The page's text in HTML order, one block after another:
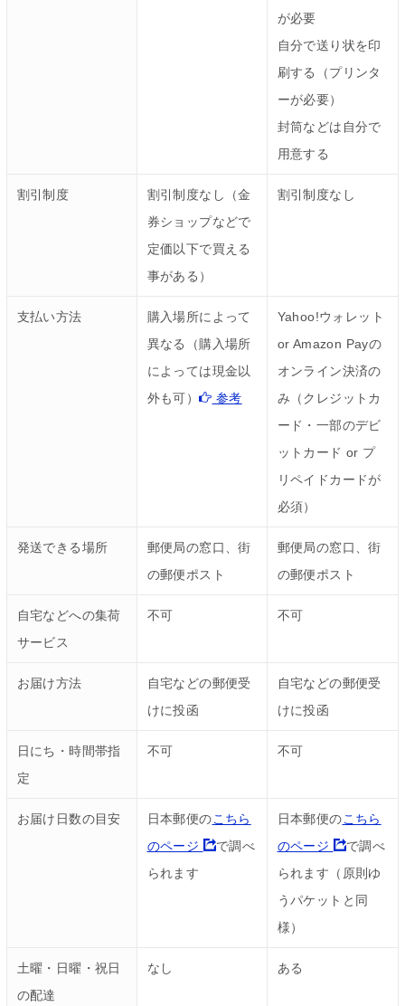
が必要
自分で送り状を印
刷する（プリンタ
ーが必要）
封筒などは自分で
用意する
割引制度
割引制度なし（金
券ショップなどで
定価以下で買える
事がある）
割引制度なし
支払い方法
購入場所によって
異なる（購入場所
によっては現金以
外も可）
参考
Yahoo!ウォレット
or Amazon Payの
オンライン決済の
み（クレジットカ
ード・一部のデビ
ットカード or プ
リペイドカードが
必須）
発送できる場所
郵便局の窓口、街
の郵便ポスト
郵便局の窓口、街
の郵便ポスト
自宅などへの集荷
サービス
不可 不可
お届け方法
自宅などの郵便受
けに投函
自宅などの郵便受
けに投函
日にち・時間帯指
定
不可 不可
お届け日数の目安 日本郵便のこちら
のページ
で調べ
られます
日本郵便のこちら
のページ
で調べ
られます（原則ゆ
うパケットと同
様）
土曜・日曜・祝日
の配達
なし ある